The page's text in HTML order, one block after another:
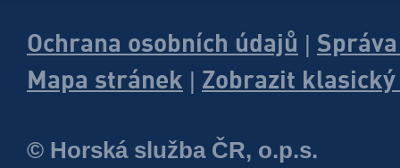
Ochrana osobních údajů
Mapa stránek
Zobrazit
© Horská služba ČR, o.p.s.